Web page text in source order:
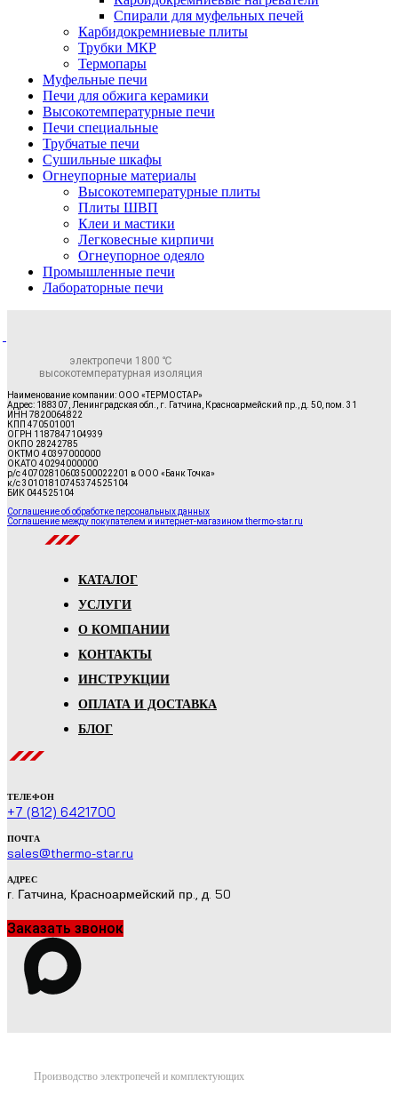
Спирали для муфельных печей
Карбидокремниевые плиты
Трубки МКР
Термопары
Муфельные печи
Печи для обжига керамики
Высокотемпературные печи
Печи специальные
Трубчатые печи
Сушильные шкафы
Огнеупорные материалы
Высокотемпературные плиты
Плиты ШВП
Клеи и мастики
Легковесные кирпичи
Огнеупорное одеяло
Промышленные печи
Лабораторные печи
электропечи 1800 ℃
высокотемпературная изоляция
Наименование компании: ООО «ТЕРМОСТАР»
Адрес: 188307, Ленинградская обл., г. Гатчина, Красноармейский пр., д. 50, пом. 31
ИНН 7820064822
КПП 470501001
ОГРН 1187847104939
ОКПО 28242785
ОКТМО 40397000000
ОКАТО 40294000000
р/с 40702810603500022201 в ООО «Банк Точка»
к/с 30101810745374525104
БИК 044525104
Соглашение об обработке персональных данных
Соглашение между покупателем и интернет-магазином thermo-star.ru
КАТАЛОГ
УСЛУГИ
О КОМПАНИИ
КОНТАКТЫ
ИНСТРУКЦИИ
ОПЛАТА И ДОСТАВКА
БЛОГ
ТЕЛЕФОН
+7 (812) 6421700
ПОЧТА
sales@thermo-star.ru
АДРЕС
г. Гатчина, Красноармейский пр., д. 50
Заказать звонок
Производство электропечей и комплектующих